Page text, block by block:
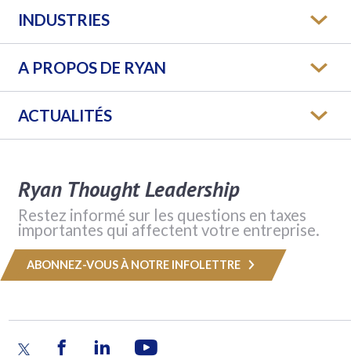
INDUSTRIES
A PROPOS DE RYAN
ACTUALITÉS
Ryan Thought Leadership
Restez informé sur les questions en taxes
importantes qui affectent votre entreprise.
ABONNEZ-VOUS À NOTRE INFOLETTRE